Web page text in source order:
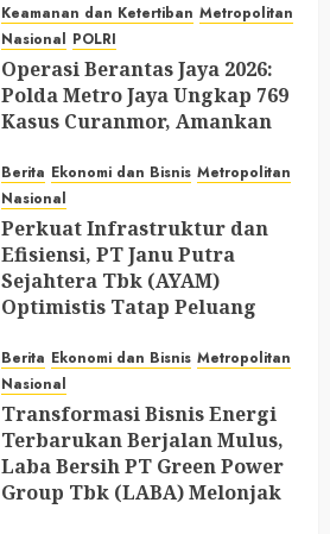
Keamanan dan Ketertiban Metropolitan
Nasional POLRI
Operasi Berantas Jaya 2026:
Polda Metro Jaya Ungkap 769
Kasus Curanmor, Amankan
Senjata Api
JULY 31, 2026
Berita Ekonomi dan Bisnis Metropolitan
Nasional
Perkuat Infrastruktur dan
Efisiensi, PT Janu Putra
Sejahtera Tbk (AYAM)
Optimistis Tatap Peluang
JULY 30, 2026 0
Berita Ekonomi dan Bisnis Metropolitan
Nasional
Transformasi Bisnis Energi
Terbarukan Berjalan Mulus,
Laba Bersih PT Green Power
Group Tbk (LABA) Melonjak